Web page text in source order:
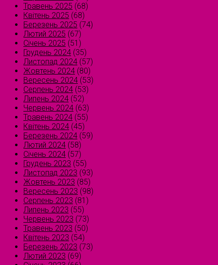
Травень 2025 (68)
Квітень 2025 (68)
Березень 2025 (74)
Лютий 2025 (67)
Січень 2025 (51)
Грудень 2024 (35)
Листопад 2024 (57)
Жовтень 2024 (80)
Вересень 2024 (53)
Серпень 2024 (53)
Липень 2024 (52)
Червень 2024 (63)
Травень 2024 (55)
Квітень 2024 (45)
Березень 2024 (59)
Лютий 2024 (58)
Січень 2024 (57)
Грудень 2023 (55)
Листопад 2023 (93)
Жовтень 2023 (85)
Вересень 2023 (98)
Серпень 2023 (81)
Липень 2023 (55)
Червень 2023 (73)
Травень 2023 (50)
Квітень 2023 (54)
Березень 2023 (73)
Лютий 2023 (69)